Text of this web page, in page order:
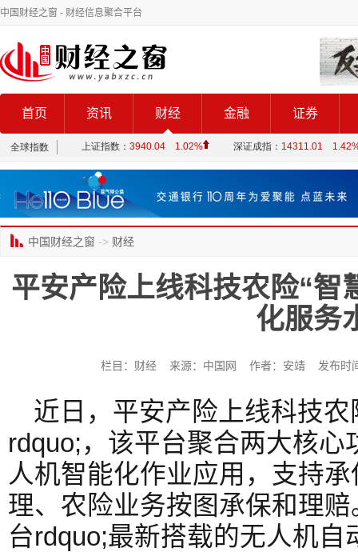
中国财经之窗 - 财经信息聚合平台
首页 资讯 财经 金融 证券
中国财经之窗 -> 财经
平安产险上线科技农险“智
化服务
栏目：财经 来源：中国网 作者：安靖 发布时
近日，平安产险上线科技
rdquo;，该平台聚合两大核
人机智能化作业应用，支持
理、农险业务按图承保和理
台rdquo;最新搭载的无人机